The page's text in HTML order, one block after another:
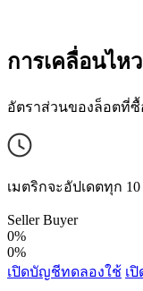
การเคลื่อนไห
อัตราส่วนของล็อตที่
เมตริกจะอัปเดตทุก
Seller Buyer
0%
0%
เปิดบัญชีทดลองใช้ เ